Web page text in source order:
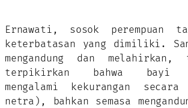
Ernawati, sosok perempuan
keterbatasan yang dimiliki.
mengandung dan
terpikirkan bahwa bayi
mengalami kekurangan
netra), bahkan semasa